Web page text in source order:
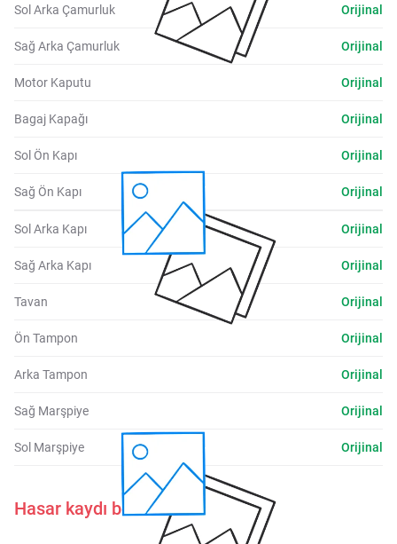
Sol Arka Çamurluk Orijinal
Sağ Arka Çamurluk Orijinal
Motor Kaputu Orijinal
Bagaj Kapağı Orijinal
Sol Ön Kapı Orijinal
Sağ Ön Kapı Orijinal
Sol Arka Kapı Orijinal
Sağ Arka Kapı Orijinal
Tavan Orijinal
Ön Tampon Orijinal
Arka Tampon Orijinal
Sağ Marşpiye Orijinal
Sol Marşpiye Orijinal
Hasar kaydı belirtilmemiştir.